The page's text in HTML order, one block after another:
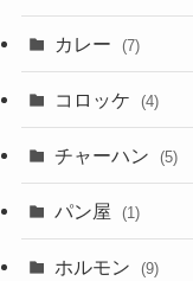
カレー (7)
コロッケ (4)
チャーハン (5)
パン屋 (1)
ホルモン (9)